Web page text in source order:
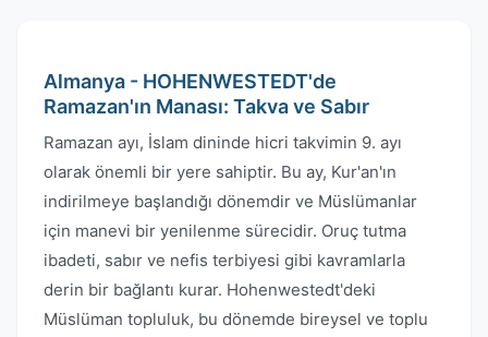
Almanya - HOHENWESTEDT'de
Ramazan'ın Manası: Takva ve Sabır
Ramazan ayı, İslam dininde hicri takvimin 9. ayı
olarak önemli bir yere sahiptir. Bu ay, Kur'an'ın
indirilmeye başlandığı dönemdir ve Müslümanlar
için manevi bir yenilenme sürecidir. Oruç tutma
ibadeti, sabır ve nefis terbiyesi gibi kavramlarla
derin bir bağlantı kurar. Hohenwestedt'deki
Müslüman topluluk, bu dönemde bireysel ve toplu